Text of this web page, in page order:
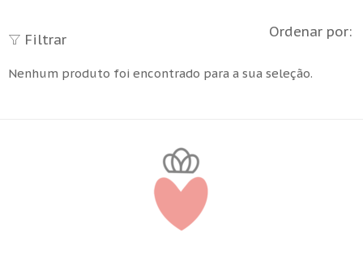
Filtrar Ordenar por:
Nenhum produto foi encontrado para a sua seleção.